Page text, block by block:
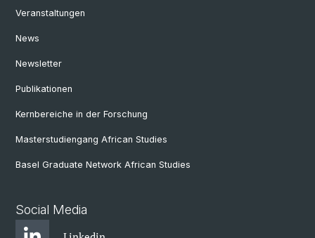
Veranstaltungen
News
Newsletter
Publikationen
Kernbereiche in der Forschung
Masterstudiengang African Studies
Basel Graduate Network African Studies
Social Media